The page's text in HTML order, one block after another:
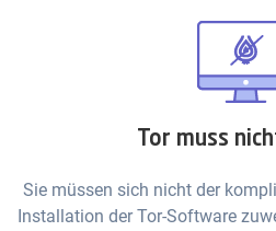
Tor muss
Sie müssen sich nicht der
Installation der Tor-Software